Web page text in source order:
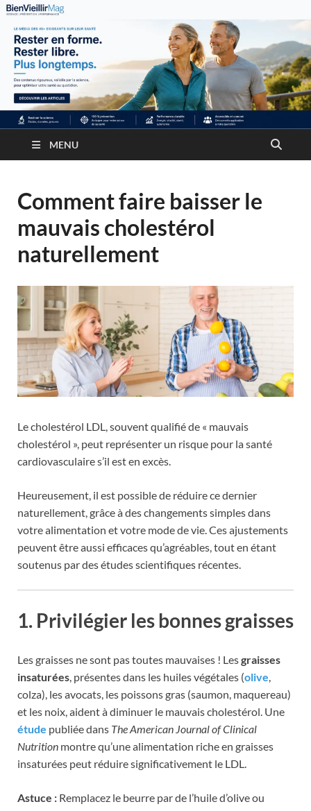
MENU
Comment faire baisser le
mauvais cholestérol
naturellement
Le cholestérol LDL, souvent qualifié de « mauvais
cholestérol », peut représenter un risque pour la santé
cardiovasculaire s’il est en excès.
Heureusement, il est possible de réduire ce dernier
naturellement, grâce à des changements simples dans
votre alimentation et votre mode de vie. Ces ajustements
peuvent être aussi efficaces qu’agréables, tout en étant
soutenus par des études scientifiques récentes.
1. Privilégier les bonnes graisses
Les graisses ne sont pas toutes mauvaises ! Lesgraisses
insaturées , présentes dans les huiles végétales (olive
colza), les avocats, les poissons gras (saumon, maquereau)
et les noix, aident à diminuer le mauvais cholestérol. Une
étude publiée dans The American Journal of Clinical
Nutrition montre qu’une alimentation riche en graisses
insaturées peut réduire significativement le LDL.
Astuce : Remplacez le beurre par de l’huile d’olive ou